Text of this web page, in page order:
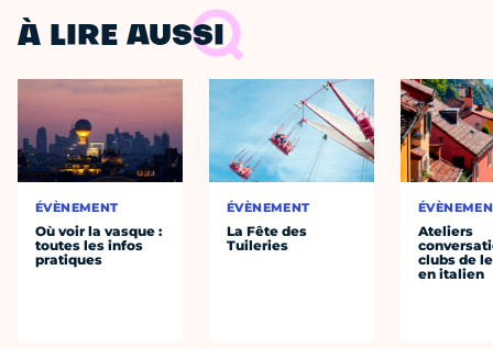
À LIRE AUSSI
ÉVÈNEMENT
Où voir la vasque :
toutes les infos
pratiques
ÉVÈNEMENT
La Fête des
Tuileries
Ateliers
clubs de
en italien